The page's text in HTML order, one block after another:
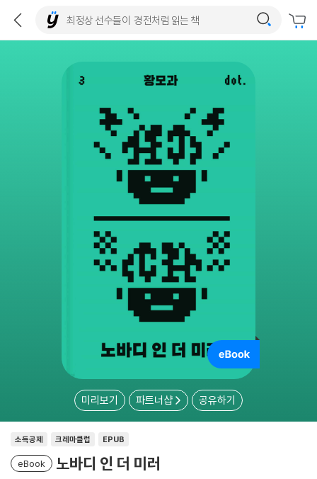
미리보기 파트너샵 공유하기
소득공제 크레마클럽 EPUB
eBook 노바디 인 더 미러